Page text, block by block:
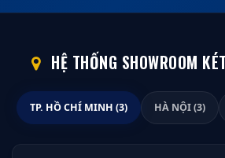
HỆ THỐNG SHOWROOM
TP. HỒ CHÍ MINH (3) HÀ NỘI (3)